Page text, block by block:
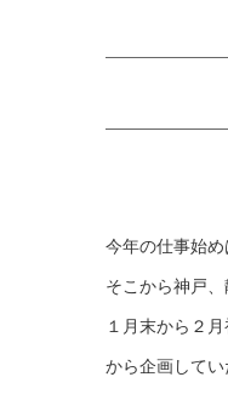
今年の仕事始
そこから神戸
１月末から２
から企画して